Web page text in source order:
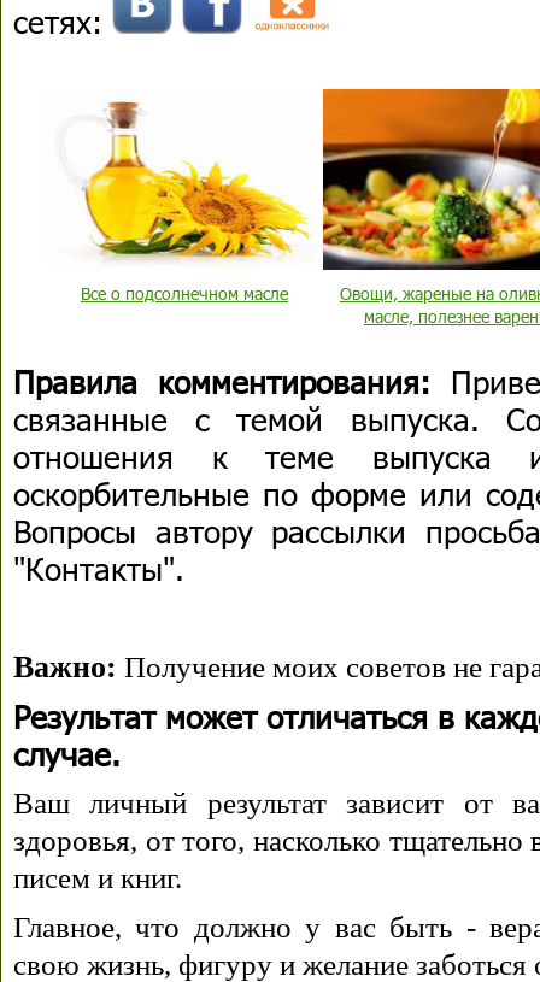
сетях:
Все о подсолнечном масле
Овощи, жареные на
масле, полезнее
Правила комментирования:
связанные с темой выпуска.
отношения к теме выпуска
оскорбительные по форме или
Вопросы автору рассылки
"Контакты".
Важно: Получение моих советов не
Результат может отличаться в
случае.
Ваш личный результат зависит от
здоровья, от того, насколько
писем и книг.
Главное, что должно у вас быть -
свою жизнь, фигуру и желание заботься